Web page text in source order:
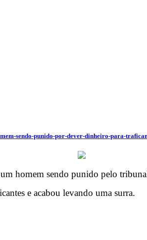
sendo-punido-por-dever-dinheiro-para-
homem sendo punido pelo
e acabou levando uma surra.